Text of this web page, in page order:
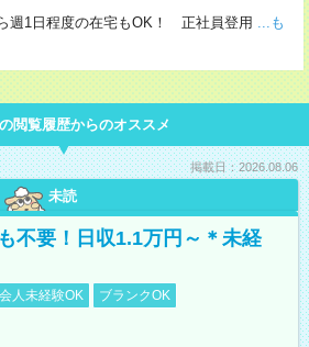
週1日程度の在宅もOK！ 正社員登用 ...も
閲覧履歴からのオススメ
掲載日：2026.08.06
未読
不要！日収1.1万円～＊未経
人未経験OK
ブランクOK